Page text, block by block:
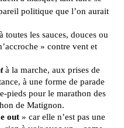
politique que l’on aurait
toutes les sauces, douces ou
» contre vent et
à la marche, aux prises de
à une forme de parade
pieds pour le marathon des
de Matignon.
out » car elle n’est pas une